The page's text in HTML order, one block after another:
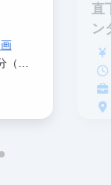
分）
直
ン